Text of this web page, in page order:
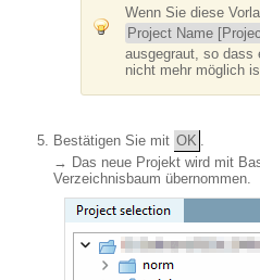
Wenn Sie diese
Project Name
ausgegraut, so dass
nicht mehr möglich
Bestätigen Sie mit OK .
→ Das neue Projekt wird mit
Verzeichnisbaum übernommen.